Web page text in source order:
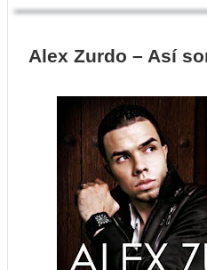
Alex Zurdo – Así